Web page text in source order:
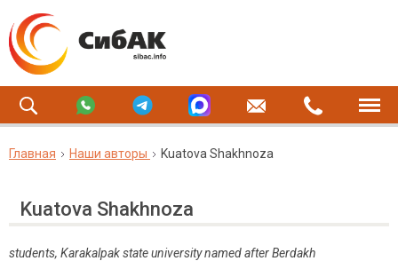
Главная Наши авторы Kuatova Shakhnoza
Kuatova Shakhnoza
students, Karakalpak state university named after Berdakh